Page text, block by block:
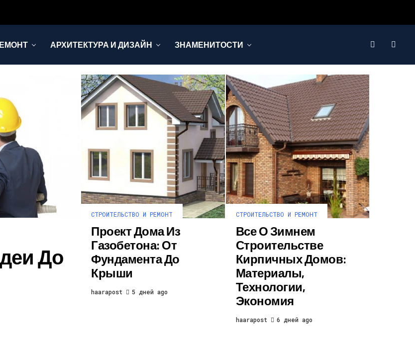
АРХИТЕКТУРА И ДИЗАЙН ЗНАМЕНИТОСТИ
До
СТРОИТЕЛЬСТВО И РЕМОНТ
Проект Дома Из
Газобетона: От
Фундамента До
Крыши
haarapost 5 дней ago
СТРОИТЕЛЬСТВО И РЕМОНТ
Все О Зимнем
Строительстве
Кирпичных Домов:
Материалы,
Технологии,
Экономия
haarapost 6 дней ago